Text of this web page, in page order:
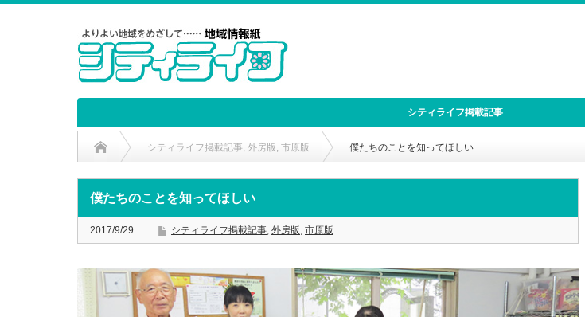
シティライフ掲載記事
シティライフ掲載記事, 外房版 , 市原版 僕たちのことを知ってほしい
僕たちのことを知ってほしい
2017/9/29 シティライフ掲載記事, 外房版, 市原版